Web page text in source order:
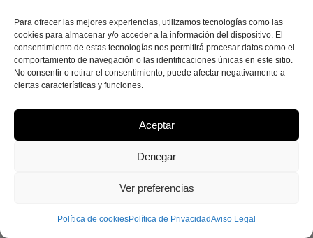
Para ofrecer las mejores experiencias, utilizamos tecnologías como las
cookies para almacenar y/o acceder a la información del dispositivo. El
consentimiento de estas tecnologías nos permitirá procesar datos como el
comportamiento de navegación o las identificaciones únicas en este sitio.
No consentir o retirar el consentimiento, puede afectar negativamente a
ciertas características y funciones.
Aceptar
Denegar
Ver preferencias
Política de cookiesPolítica de PrivacidadAviso Legal
Laila Victoria © copyright 2025